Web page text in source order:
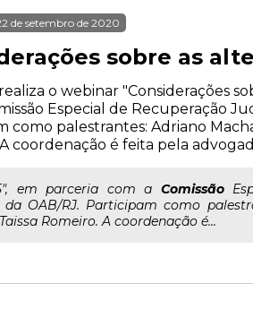
de setembro de 2020
sobre as
o webinar "Considerações
Especial de Recuperação
como palestrantes: Adriano
coordenação é feita pela
05", em parceria com a Comissão
da OAB/RJ. Participam como
Romeiro. A coordenação é...